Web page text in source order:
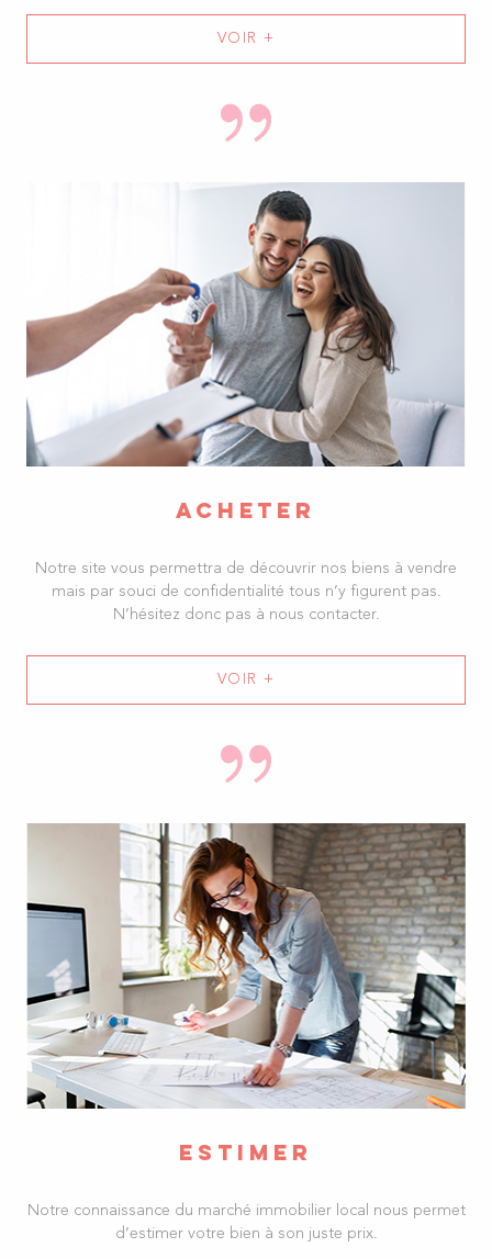
VOIR +
ACHETER
Notre site vous permettra de découvrir nos biens à vendre
mais par souci de confidentialité tous n’y figurent pas.
N’hésitez donc pas à nous contacter.
VOIR +
ESTIMER
Notre connaissance du marché immobilier local nous permet
d’estimer votre bien à son juste prix.